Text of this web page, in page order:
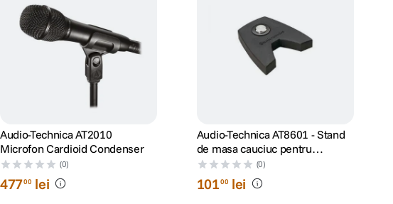
Audio-Technica AT2010
Microfon Cardioid Condenser
(0)
47700 lei
Audio-Technica AT8601 - Stand
de masa cauciuc pentru
microfon
(0)
10100 lei